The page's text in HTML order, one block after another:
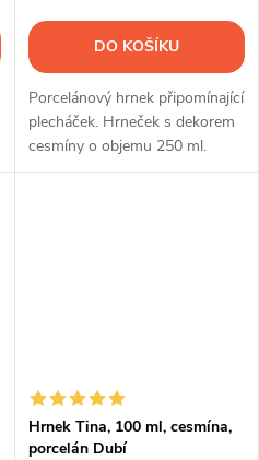
DO KOŠÍKU
Porcelánový hrnek připomínající
plecháček. Hrneček s dekorem
cesmíny o objemu 250 ml.
Hrnek Tina, 100 ml, cesmína,
porcelán Dubí